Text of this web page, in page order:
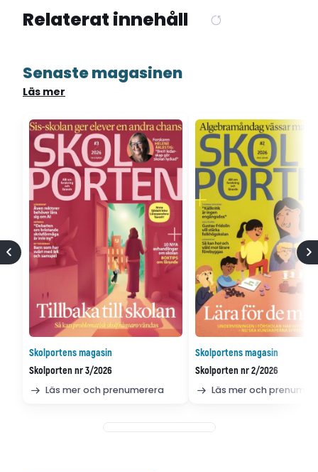
Relaterat innehåll
Senaste magasinen
Läs mer
Skolportens magasin
Skolporten nr 3/2026
Läs mer och prenumerera
Skolportens magasin
Skolporten nr 2/2026
Läs mer och